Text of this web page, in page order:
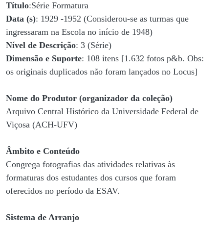
Título:Série Formatura
Data (s): 1929 -1952 (Considerou-se as turmas que
ingressaram na Escola no início de 1948)
Nível de Descrição: 3 (Série)
Dimensão e Suporte: 108 itens [1.632 fotos p&b. Obs:
os originais duplicados não foram lançados no Locus]
Nome do Produtor (organizador da coleção)
Arquivo Central Histórico da Universidade Federal de
Viçosa (ACH-UFV)
Âmbito e Conteúdo
Congrega fotografias das atividades relativas às
formaturas dos estudantes dos cursos que foram
oferecidos no período da ESAV.
Sistema de Arranjo